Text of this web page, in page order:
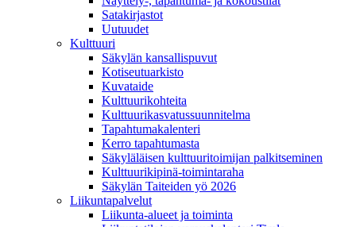
Satakirjastot
Uutuudet
Kulttuuri
Säkylän kansallispuvut
Kotiseutuarkisto
Kuvataide
Kulttuurikohteita
Kulttuurikasvatussuunnitelma
Tapahtumakalenteri
Kerro tapahtumasta
Säkyläläisen kulttuuritoimijan palkitseminen
Kulttuurikipinä-toimintaraha
Säkylän Taiteiden yö 2026
Liikuntapalvelut
Liikunta-alueet ja toiminta